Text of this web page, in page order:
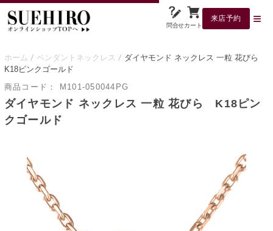
問合せカート
来店予約
ホーム ペンダントネックレス
ダイヤモンド ネックレス 一粒 花びら
K18ピンクゴールド
商品コード：
M101-050044PG
ダイヤモンド ネックレス 一粒 花びら K18ピン
クゴールド